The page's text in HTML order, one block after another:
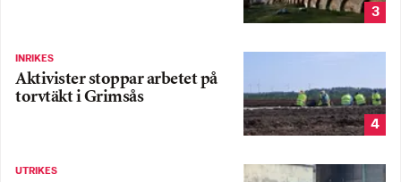
3
INRIKES
Aktivister stoppar arbetet på
torvtäkt i Grimsås
4
UTRIKES